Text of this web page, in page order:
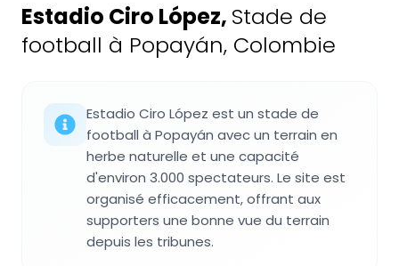
Estadio Ciro López, Stade de
football à Popayán, Colombie
Estadio Ciro López est un stade de
football à Popayán avec un terrain en
herbe naturelle et une capacité
d'environ 3.000 spectateurs. Le site est
organisé efficacement, offrant aux
supporters une bonne vue du terrain
depuis les tribunes.